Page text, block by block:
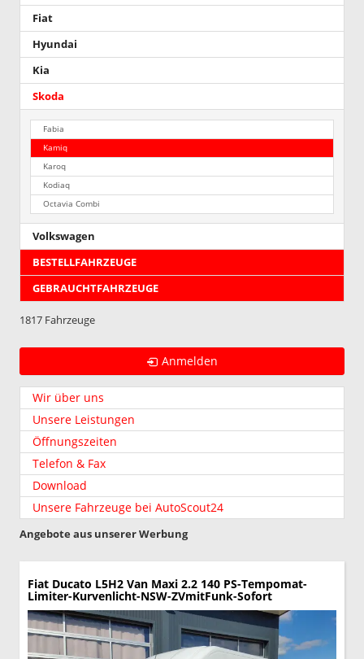
Fiat
Hyundai
Kia
Skoda
Fabia
Kamiq
Karoq
Kodiaq
Octavia Combi
Volkswagen
BESTELLFAHRZEUGE
GEBRAUCHTFAHRZEUGE
1817 Fahrzeuge
Anmelden
Wir über uns
Unsere Leistungen
Öffnungszeiten
Telefon & Fax
Download
Unsere Fahrzeuge bei AutoScout24
Angebote aus unserer Werbung
Fiat Ducato L5H2 Van Maxi 2.2 140 PS-Tempomat-
Limiter-Kurvenlicht-NSW-ZVmitFunk-Sofort